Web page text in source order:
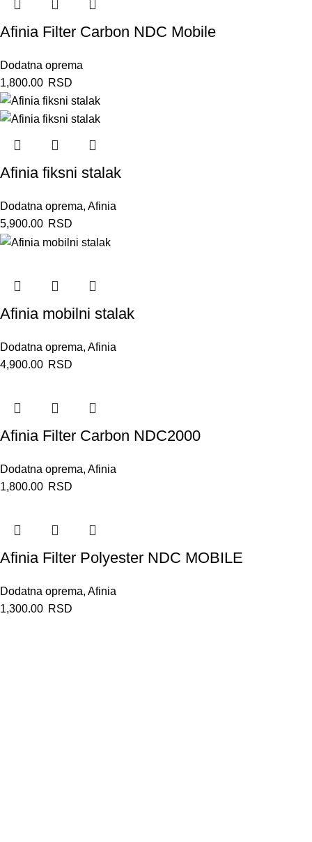
Afinia Filter Carbon NDC Mobile
Dodatna oprema
1,800.00 RSD
Afinia fiksni stalak
Dodatna oprema, Afinia
5,900.00 RSD
Afinia mobilni stalak
Dodatna oprema, Afinia
4,900.00 RSD
Afinia Filter Carbon NDC2000
Dodatna oprema, Afinia
1,800.00 RSD
Afinia Filter Polyester NDC MOBILE
Dodatna oprema, Afinia
1,300.00 RSD